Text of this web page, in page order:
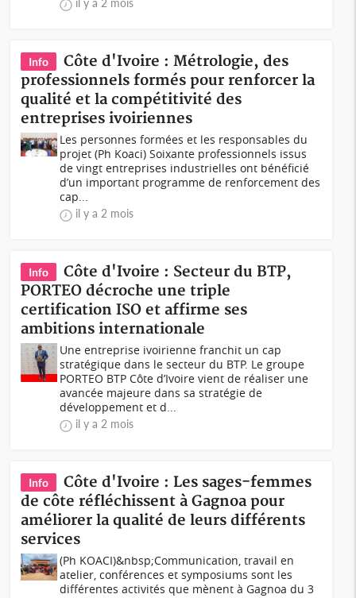
il y a 2 mois
Info
Côte d'Ivoire : Métrologie, des
professionnels formés pour renforcer la
qualité et la compétitivité des
entreprises ivoiriennes
Les personnes formées et les responsables du
projet (Ph Koaci) Soixante professionnels issus
de vingt entreprises industrielles ont bénéficié
d’un important programme de renforcement des
cap...
il y a 2 mois
Info
Côte d'Ivoire : Secteur du BTP,
PORTEO décroche une triple
certification ISO et affirme ses
ambitions internationale
Une entreprise ivoirienne franchit un cap
stratégique dans le secteur du BTP. Le groupe
PORTEO BTP Côte d’Ivoire vient de réaliser une
avancée majeure dans sa stratégie de
développement et d...
il y a 2 mois
Info
Côte d'Ivoire : Les sages-femmes
de côte réfléchissent à Gagnoa pour
améliorer la qualité de leurs différents
services
(Ph KOACI)&nbsp;Communication, travail en
atelier, conférences et symposiums sont les
différentes activités que mènent à Gagnoa du 3